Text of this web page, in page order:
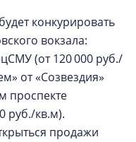
конкурировать
вокзала:
(от 120 000 руб./
от «Созвездия»
проспекте
руб./кв.м).
продажи